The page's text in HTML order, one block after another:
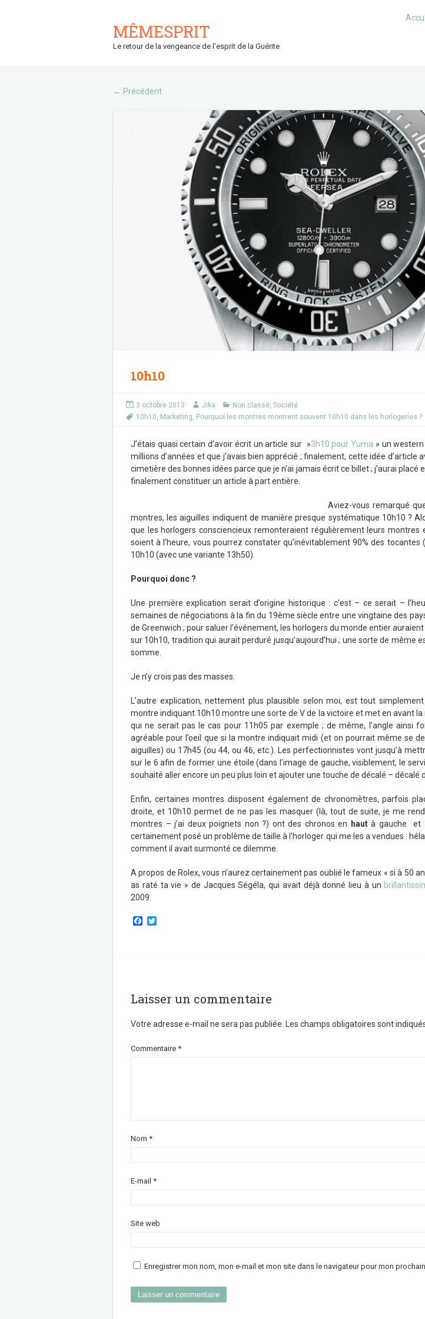
MÊMESPRIT
Le retour de la vengeance de l'esprit de la Guérite
← Précédent
10h10
3 octobre 2013 Jika Non classé Société
10h10 Marketing Pourquoi les montres montrent souvent 10h10 dans les horlogeries ?
J’étais quasi certain d’avoir écrit un article sur »3h10 pour Yuma » un western
millions d’années et que j’avais bien apprécié ; finalement, cette idée d’article
cimetière des bonnes idées parce que je n’ai jamais écrit ce billet ; j’aurai placé
finalement constituer un article à part entière.
Aviez-vous remarqué
montres, les aiguilles indiquent de manière presque systématique 10h10 ?
que les horlogers consciencieux remonteraient régulièrement leurs montres
soient à l’heure, vous pourrez constater qu’inévitablement 90% des
10h10 (avec une variante 13h50).
Pourquoi donc ?
Une première explication serait d’origine historique : c’est – ce serait –
semaines de négociations à la fin du 19ème siècle entre une vingtaine des
de Greenwich ; pour saluer l’événement, les horlogers du monde entier
sur 10h10, tradition qui aurait perduré jusqu’aujourd’hui ; une sorte de même
somme.
Je n’y crois pas des masses.
L’autre explication, nettement plus plausible selon moi, est tout
montre indiquant 10h10 montre une sorte de V de la victoire et met en avant
qui ne serait pas le cas pour 11h05 par exemple ; de même, l’angle ainsi
agréable pour l’oeil que si la montre indiquait midi (et on pourrait même se
aiguilles) ou 17h45 (ou 44, ou 46, etc.). Les perfectionnistes vont jusqu’à
sur le 6 afin de former une étoile (dans l’image de gauche, visiblement, le
souhaité aller encore un peu plus loin et ajouter une touche de décalé – décalé
Enfin, certaines montres disposent également de chronomètres, parfois
droite, et 10h10 permet de ne pas les masquer (là, tout de suite, je me
montres – j’ai deux poignets non ?) ont des chronos en
hautà gauche et
certainement posé un problème de taille à l’horloger qui me les a vendues :
comment il avait surmonté ce dilemme.
A propos de Rolex, vous n’aurez certainement pas oublié le fameux « si à 50
as raté ta vie » de Jacques Ségéla, qui avait déjà donné lieu à un
2009.
F
Laisser un commentaire
Votre adresse e-mail ne sera pas publiée. Les champs obligatoires sont
Commentaire *
Nom *
E-mail *
Site web
Enregistrer mon nom, mon e-mail et mon site dans le navigateur pour mon